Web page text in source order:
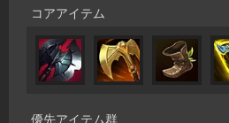
コアアイテム
優先アイテム群